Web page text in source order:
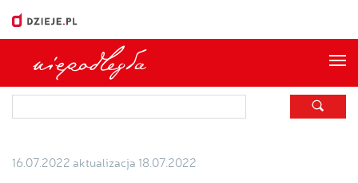
16.07.2022 aktualizacja 18.07.2022